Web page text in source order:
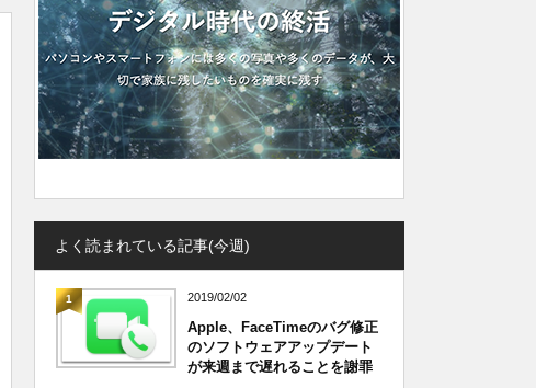
よく読まれている記事(今週)
1 2019/02/02
Apple、FaceTimeのバグ修正
のソフトウェアアップデート
が来週まで遅れることを謝罪